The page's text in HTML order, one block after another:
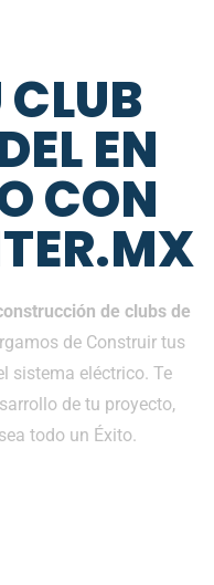
EN
CON
de clubs de
de Construir tus
sistema eléctrico. Te
de tu proyecto,
todo un Éxito.